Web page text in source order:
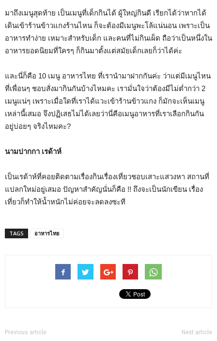
มาถึงเมนูสุดท้าย เป็นเมนูที่เด็กกินได้ ผู้ใหญ่กินดี เรียกได้ว่าหากได้
เดินเข้าร้านข้าวแกงร้านไหน ก็จะต้องมีเมนูพะโล้แน่นอน เพราะเป็น
อาหารทำง่าย เหมาะสำหรับเด็ก และคนที่ไม่กินเผ็ด ถือว่าเป็นหนึ่งใน
อาหารยอดนิยมที่ใครๆ ก็กินมาตั้งแต่สมัยเด็กเลยก็ว่าได้ค่ะ
และนี่ก็คือ 10 เมนู อาหารไทย ที่เรานำมาฝากกันค่ะ ว่าแต่มีเมนูไหน
ที่เพื่อนๆ ชอบสั่งมากินกันบ้างไหมคะ เรามั่นใจว่าต้องมีไม่ต่ำกว่า 2
เมนูแน่ๆ เพราะเมื่อใดที่เราได้แวะเข้าร้านข้าวแกง ก็มักจะเห็นเมนู
เหล่านี้เสมอ จึงปฏิเสธไม่ได้เลยว่านี่คือเมนูอาหารที่เราเลือกกินกัน
อยู่บ่อยๆ จริงไหมคะ?
นามปากกา เรด้าห์
เป็นเรด้าห์ที่คอยติดตามเรื่องกินเรื่องเที่ยวชอบเสาะแสวงหา สถานที่
แปลกใหม่อยู่เสมอ ปัญหาสำคัญนั่นก็คือ !! ถึงจะเป็นนักเขียน เรื่อง
เที่ยวก็ทำให้น้ำหนักไม่ค่อยจะลดลงซะที
TAGS อาหารไทย
Previous article Next article